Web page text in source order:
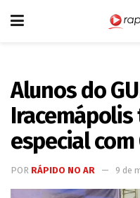
Alunos do
especial
POR RÁPIDO NO AR 9 de